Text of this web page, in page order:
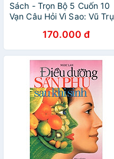
Sách - Trọn Bộ 5 Cuốn 10
Vạn Câu Hỏi Vì Sao: Vũ Trụ
Cơ Thể Người, Bí Ẩn Quanh
Ta
170.000 đ